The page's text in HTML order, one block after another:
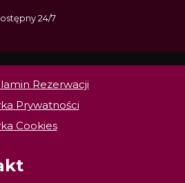
24/7
Rezerwacji
Prywatności
Cookies